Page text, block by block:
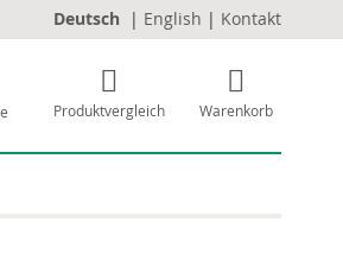
Deutsch | English | Kontakt
Produktvergleich Warenkorb